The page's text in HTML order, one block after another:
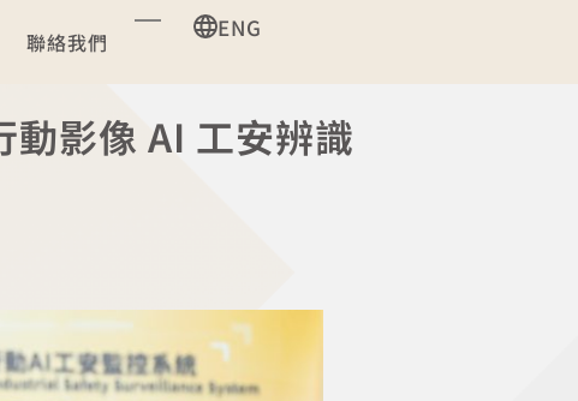
聯絡我們
ENG
影像 AI 工安辨識